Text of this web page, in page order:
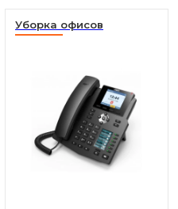
Уборка офисов